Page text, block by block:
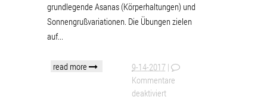
grundlegende Asanas (Körperhaltungen) und
Sonnengrußvariationen. Die Übungen zielen
auf...
read more 9-14-2017 |
Kommentare
deaktiviert